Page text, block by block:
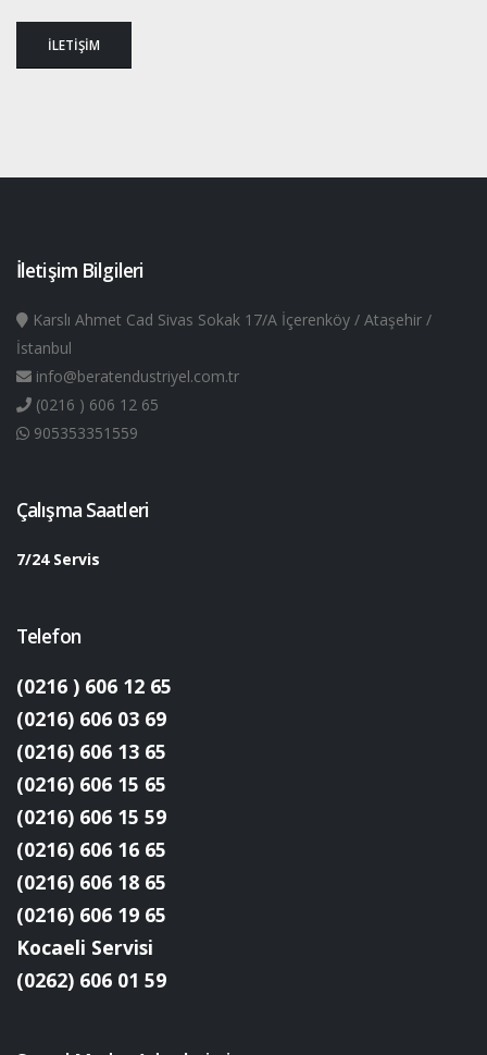
İLETİŞİM
İletişim Bilgileri
Karslı Ahmet Cad Sivas Sokak 17/A İçerenköy / Ataşehir /
İstanbul
info@beratendustriyel.com.tr
(0216 ) 606 12 65
905353351559
Çalışma Saatleri
7/24 Servis
Telefon
(0216 ) 606 12 65
(0216) 606 03 69
(0216) 606 13 65
(0216) 606 15 65
(0216) 606 15 59
(0216) 606 16 65
(0216) 606 18 65
(0216) 606 19 65
Kocaeli Servisi
(0262) 606 01 59